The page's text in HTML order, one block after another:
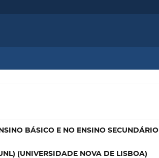
BÁSICO E NO ENSINO SECUNDÁRIO
(UNIVERSIDADE NOVA DE LISBOA)